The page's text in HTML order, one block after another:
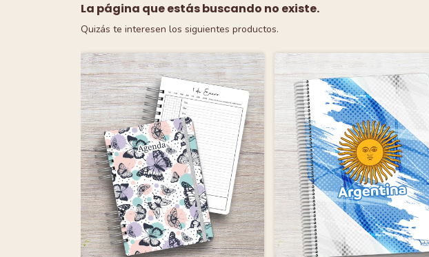
La página que estás buscando no existe.
Quizás te interesen los siguientes productos.